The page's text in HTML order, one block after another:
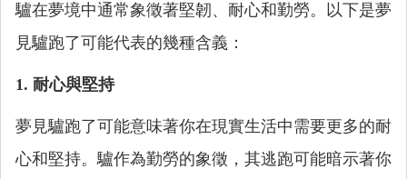
驢在夢境中通常象徵著堅韌、耐心和勤勞。以下是夢
見驢跑了可能代表的幾種含義：
1. 耐心與堅持
夢見驢跑了可能意味著你在現實生活中需要更多的耐
心和堅持。驢作為勤勞的象徵，其逃跑可能暗示著你